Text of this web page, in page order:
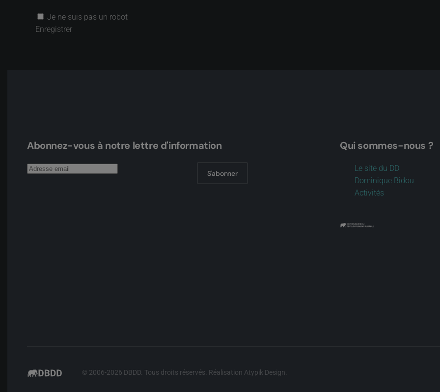
Je ne suis pas un robot
Enregistrer
Abonnez-vous à notre lettre d'information
S'abonner
Qui sommes-nous ?
Le site du DD
Dominique Bidou
Activités
© 2006-2026 DBDD. Tous droits réservés. Réalisation Atypik Design